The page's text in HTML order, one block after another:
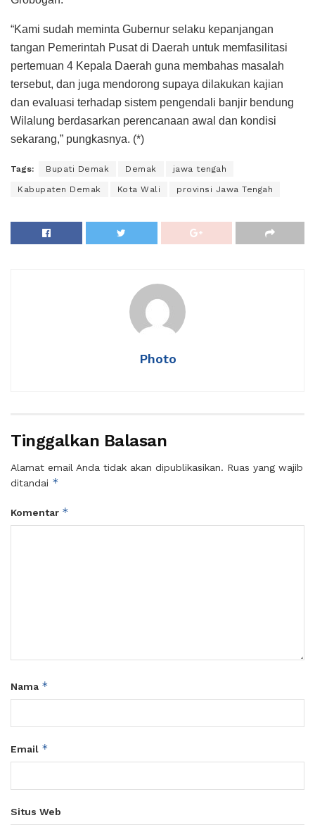
“Kami sudah meminta Gubernur selaku kepanjangan
tangan Pemerintah Pusat di Daerah untuk memfasilitasi
pertemuan 4 Kepala Daerah guna membahas masalah
tersebut, dan juga mendorong supaya dilakukan kajian
dan evaluasi terhadap sistem pengendali banjir bendung
Wilalung berdasarkan perencanaan awal dan kondisi
sekarang,” pungkasnya. (*)
Tags: Bupati Demak Demak jawa tengah
Kabupaten Demak Kota Wali provinsi Jawa Tengah
Photo
Tinggalkan Balasan
Alamat email Anda tidak akan dipublikasikan. Ruas yang wajib
ditandai *
Komentar *
Nama *
Email *
Situs Web